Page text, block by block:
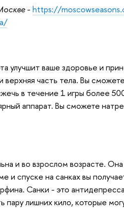
- https://
улучшит ваше здоровье и
верхняя часть тела. Вы
в течение 1 игры более
аппарат. Вы сможете
и во взрослом возрасте.
и спуске на санках вы
Санки - это
лишних кило, которые